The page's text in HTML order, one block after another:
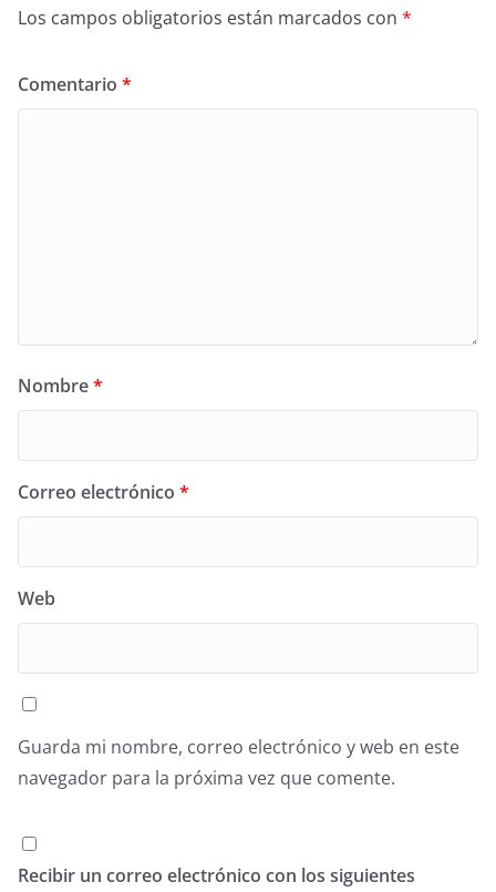
Los campos obligatorios están marcados con *
Comentario *
Nombre*
Correo electrónico *
Web
Guarda mi nombre, correo electrónico y web en este
navegador para la próxima vez que comente.
Recibir un correo electrónico con los siguientes